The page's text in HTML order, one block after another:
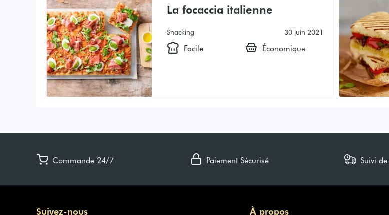
La focaccia italienne
Snacking 30 juin 2021
Facile Économique
Commande 24/7 Paiement Sécurisé Suivi
Suivez-nous À propos